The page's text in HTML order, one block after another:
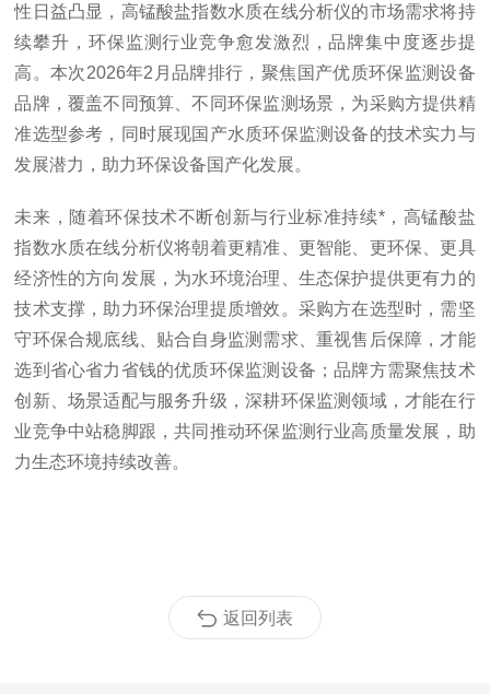
性日益凸显，高锰酸盐指数水质在线分析仪的市场需求将持
续攀升，环保监测行业竞争愈发激烈，品牌集中度逐步提
高。本次2026年2月品牌排行，聚焦国产优质环保监测设备
品牌，覆盖不同预算、不同环保监测场景，为采购方提供精
准选型参考，同时展现国产水质环保监测设备的技术实力与
发展潜力，助力环保设备国产化发展。
未来，随着环保技术不断创新与行业标准持续*，高锰酸盐
指数水质在线分析仪将朝着更精准、更智能、更环保、更具
经济性的方向发展，为水环境治理、生态保护提供更有力的
技术支撑，助力环保治理提质增效。采购方在选型时，需坚
守环保合规底线、贴合自身监测需求、重视售后保障，才能
选到省心省力省钱的优质环保监测设备；品牌方需聚焦技术
创新、场景适配与服务升级，深耕环保监测领域，才能在行
业竞争中站稳脚跟，共同推动环保监测行业高质量发展，助
力生态环境持续改善。
返回列表